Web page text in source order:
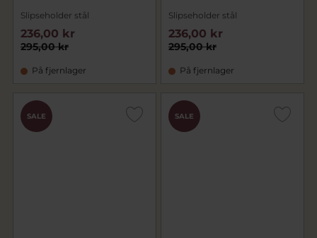
Slipseholder stål
295,00 kr
236,00 kr
På fjernlager
Slipseholder stål
295,00 kr
236,00 kr
På fjernlager
SALE SALE